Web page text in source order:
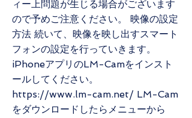
ィー上問題が生じる場合がございます
ので予めご注意ください。 映像の設定
方法 続いて、映像を映し出すスマート
フォンの設定を行っていきます。
iPhoneアプリのLM-Camをインスト
ールしてください。
https://www.lm-cam.net/ LM-Cam
をダウンロードしたらメニューから